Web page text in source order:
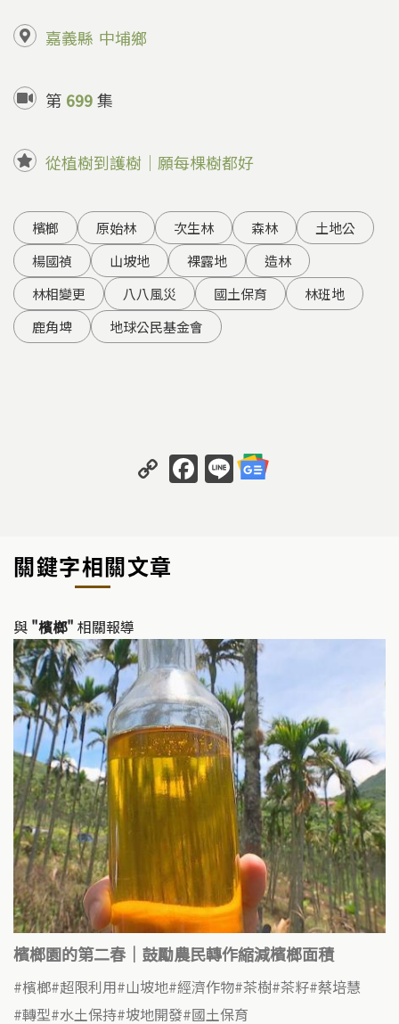
嘉義縣 中埔鄉
第 699集
從植樹到護樹｜願每棵樹都好
檳榔 原始林 次生林 森林
土地公
楊國禎
山坡地 裸露地
造林
林相變更
八八風災 國土保育
林班地
鹿角埤
地球公民基金會
C
o
y
Li
k
F
a
o
k
Li
n
關鍵字相關文章
與 "檳榔" 相關報導
檳榔園的第二春｜鼓勵農民轉作縮減檳榔面積
檳榔 超限利用 山坡地 經濟作物 茶樹 茶籽 蔡培慧
轉型 水土保持 坡地開發 國土保育